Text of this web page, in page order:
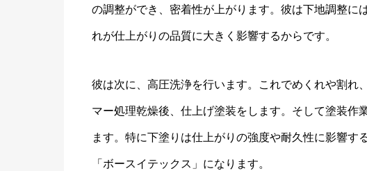
の調整ができ、密着性が上がります。彼は下地調整に
れが仕上がりの品質に大きく影響するからです。
彼は次に、高圧洗浄を行います。これでめくれや割れ
マー処理乾燥後、仕上げ塗装をします。そして塗装作
ます。特に下塗りは仕上がりの強度や耐久性に影響す
「ボースイテックス」になります。